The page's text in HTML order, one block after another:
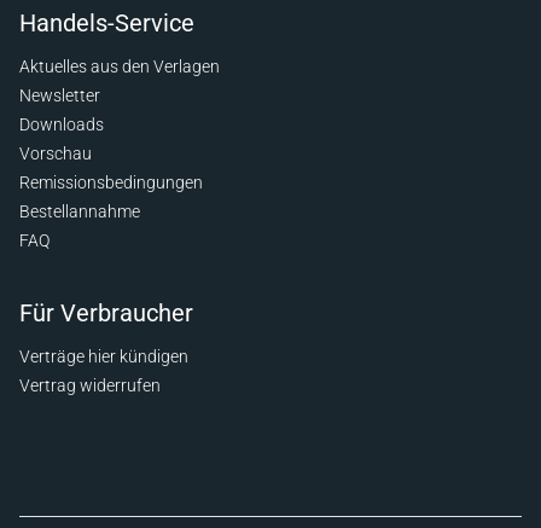
Handels-Service
Aktuelles aus den Verlagen
Newsletter
Downloads
Vorschau
Remissionsbedingungen
Bestellannahme
FAQ
Für Verbraucher
Verträge hier kündigen
Vertrag widerrufen